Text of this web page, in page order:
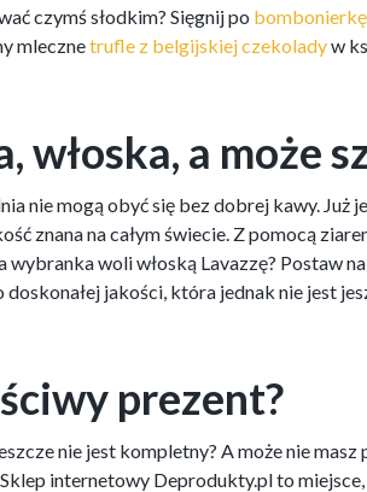
czymś słodkim? Sięgnij po
mlecznetrufle z belgijskiej czekoladyw
włoska, a może
nie mogą obyć się bez dobrej kawy.
znana na całym świecie. Z pomocą
woli włoską Lavazzę? Postaw
o doskonałej jakości, która jednak nie jest
prezent?
nie jest kompletny? A może nie
internetowy Deprodukty.pl to